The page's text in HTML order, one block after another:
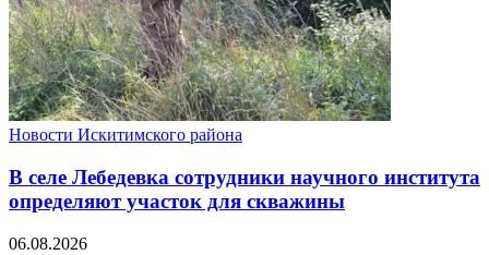
Новости Искитимского района
В селе Лебедевка сотрудники научного института
определяют участок для скважины
06.08.2026